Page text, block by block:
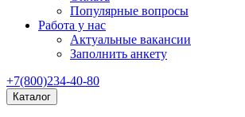
Популярные вопросы
Работа у нас
Актуальные вакансии
Заполнить анкету
+7(800)234-40-80
Каталог